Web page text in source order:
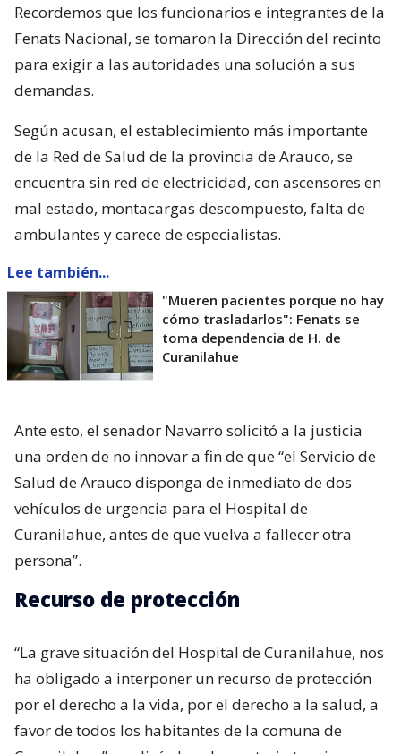
Recordemos que los funcionarios e integrantes de la
Fenats Nacional, se tomaron la Dirección del recinto
para exigir a las autoridades una solución a sus
demandas.
Según acusan, el establecimiento más importante
de la Red de Salud de la provincia de Arauco, se
encuentra sin red de electricidad, con ascensores en
mal estado, montacargas descompuesto, falta de
ambulantes y carece de especialistas.
Lee también...
"Mueren pacientes porque no hay
cómo trasladarlos": Fenats se
toma dependencia de H. de
Curanilahue
Ante esto, el senador Navarro solicitó a la justicia
una orden de no innovar a fin de que “el Servicio de
Salud de Arauco disponga de inmediato de dos
vehículos de urgencia para el Hospital de
Curanilahue, antes de que vuelva a fallecer otra
persona”.
Recurso de protección
“La grave situación del Hospital de Curanilahue, nos
ha obligado a interponer un recurso de protección
por el derecho a la vida, por el derecho a la salud, a
favor de todos los habitantes de la comuna de